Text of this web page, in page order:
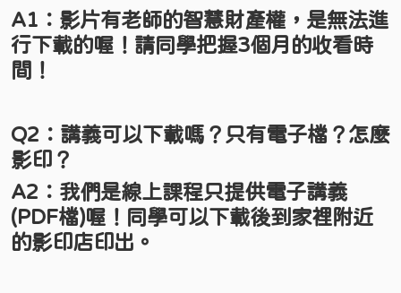
A1：影片有老師的智慧財產權，是無法進
行下載的喔！請同學把握3個月的收看時
間！
Q2：講義可以下載嗎？只有電子檔？怎麼
影印？
A2：我們是線上課程只提供電子講義
(PDF檔)喔！同學可以下載後到家裡附近
的影印店印出。